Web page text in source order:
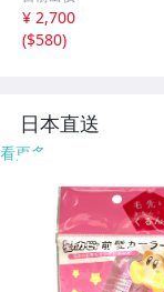
Y) Chocolate Dri
nk Maker recolte
未開封
¥ 2,700
($580)
日本直送
看更多